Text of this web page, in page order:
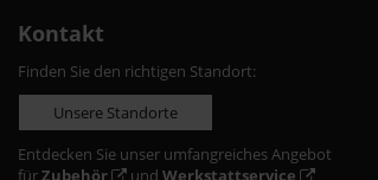
Kontakt
Finden Sie den richtigen Standort:
Unsere Standorte
Entdecken Sie unser umfangreiches Angebot
fürZubehör und Werkstattservice